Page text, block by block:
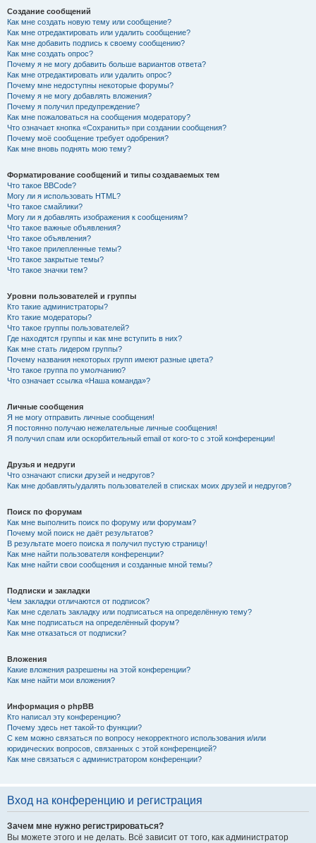
Создание сообщений
Как мне создать новую тему или сообщение?
Как мне отредактировать или удалить сообщение?
Как мне добавить подпись к своему сообщению?
Как мне создать опрос?
Почему я не могу добавить больше вариантов ответа?
Как мне отредактировать или удалить опрос?
Почему мне недоступны некоторые форумы?
Почему я не могу добавлять вложения?
Почему я получил предупреждение?
Как мне пожаловаться на сообщения модератору?
Что означает кнопка «Сохранить» при создании сообщения?
Почему моё сообщение требует одобрения?
Как мне вновь поднять мою тему?
Форматирование сообщений и типы создаваемых тем
Что такое BBCode?
Могу ли я использовать HTML?
Что такое смайлики?
Могу ли я добавлять изображения к сообщениям?
Что такое важные объявления?
Что такое объявления?
Что такое прилепленные темы?
Что такое закрытые темы?
Что такое значки тем?
Уровни пользователей и группы
Кто такие администраторы?
Кто такие модераторы?
Что такое группы пользователей?
Где находятся группы и как мне вступить в них?
Как мне стать лидером группы?
Почему названия некоторых групп имеют разные цвета?
Что такое группа по умолчанию?
Что означает ссылка «Наша команда»?
Личные сообщения
Я не могу отправить личные сообщения!
Я постоянно получаю нежелательные личные сообщения!
Я получил спам или оскорбительный email от кого-то с этой конференции!
Друзья и недруги
Что означают списки друзей и недругов?
Как мне добавлять/удалять пользователей в списках моих друзей и недругов?
Поиск по форумам
Как мне выполнить поиск по форуму или форумам?
Почему мой поиск не даёт результатов?
В результате моего поиска я получил пустую страницу!
Как мне найти пользователя конференции?
Как мне найти свои сообщения и созданные мной темы?
Подписки и закладки
Чем закладки отличаются от подписок?
Как мне сделать закладку или подписаться на определённую тему?
Как мне подписаться на определённый форум?
Как мне отказаться от подписки?
Вложения
Какие вложения разрешены на этой конференции?
Как мне найти мои вложения?
Информация о phpBB
Кто написал эту конференцию?
Почему здесь нет такой-то функции?
С кем можно связаться по вопросу некорректного использования и/или
юридических вопросов, связанных с этой конференцией?
Как мне связаться с администратором конференции?
Вход на конференцию и регистрация
Зачем мне нужно регистрироваться?
Вы можете этого и не делать. Всё зависит от того, как администратор